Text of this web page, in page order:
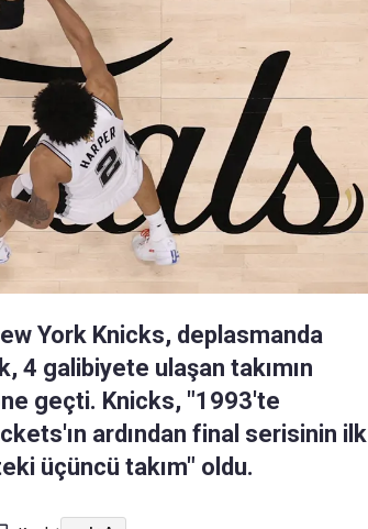
York Knicks, deplasmanda
4 galibiyete ulaşan takımın
geçti. Knicks, "1993'te
ardından final serisinin ilk
üçüncü takım" oldu.